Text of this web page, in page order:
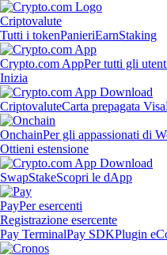
Criptovalute
Tutti i tokenPanieriEarnStaking
Crypto.com AppPer tutti gli
Inizia
CriptovaluteCarta prepagata Visa
OnchainPer gli appassionati di
Ottieni estensione
SwapStakeScopri le dApp
PayPer esercenti
Registrazione esercente
Pay TerminalPay SDKPlugin